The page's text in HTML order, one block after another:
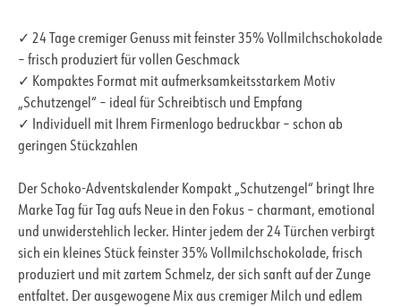
✓ 24 Tage cremiger Genuss mit feinster 35% Vollmilchschokolade
– frisch produziert für vollen Geschmack
✓ Kompaktes Format mit aufmerksamkeitsstarkem Motiv
„Schutzengel“ – ideal für Schreibtisch und Empfang
✓ Individuell mit Ihrem Firmenlogo bedruckbar – schon ab
geringen Stückzahlen
Der Schoko-Adventskalender Kompakt „Schutzengel“ bringt Ihre
Marke Tag für Tag aufs Neue in den Fokus – charmant, emotional
und unwiderstehlich lecker. Hinter jedem der 24 Türchen verbirgt
sich ein kleines Stück feinster 35% Vollmilchschokolade, frisch
produziert und mit zartem Schmelz, der sich sanft auf der Zunge
entfaltet. Der ausgewogene Mix aus cremiger Milch und edlem